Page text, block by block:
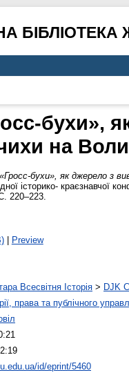
бухи»,
на
бухи», як джерело з
історико- краєзнавчої
220–223.
| Preview
Всесвітня Історія > DJK
права та публічного
id/eprint/5460